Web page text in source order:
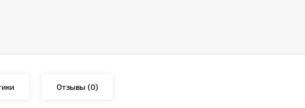
Отзывы (0)